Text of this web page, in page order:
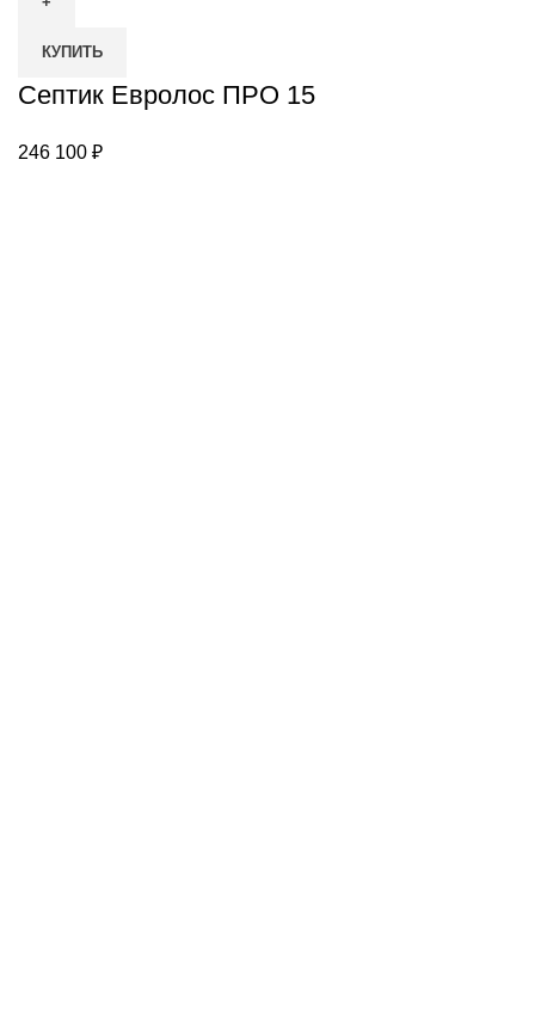
ПРО
15
КУПИТЬ
Септик Евролос ПРО 15
246 100 ₽